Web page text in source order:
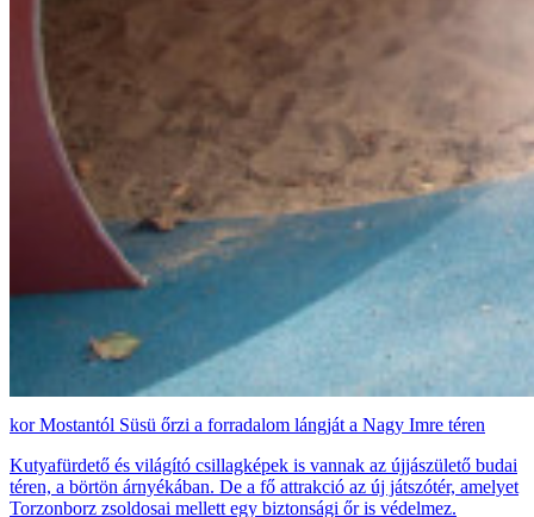
Mostantól Süsü őrzi a forradalom lángját a Nagy Imre téren
Kutyafürdető és világító csillagképek is vannak az újjászülető budai
téren, a börtön árnyékában. De a fő attrakció az új játszótér, amelyet
Torzonborz zsoldosai mellett egy biztonsági őr is védelmez.